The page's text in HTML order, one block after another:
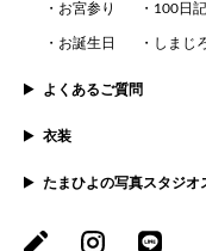
お宮参り 100日
お誕生日 しまじ
よくあるご質問
衣装
たまひよの写真スタジオ